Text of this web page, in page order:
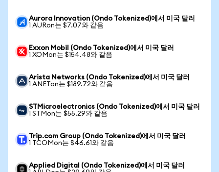
Aurora Innovation (Ondo Tokenized)에서 미국 달러
1 AURon는 $7.07와 같음
Exxon Mobil (Ondo Tokenized)에서 미국 달러
1 XOMon는 $154.48와 같음
Arista Networks (Ondo Tokenized)에서 미국 달러
1 ANETon는 $189.72와 같음
STMicroelectronics (Ondo Tokenized)에서 미국 달러
1 STMon는 $55.29와 같음
Trip.com Group (Ondo Tokenized)에서 미국 달러
1 TCOMon는 $46.61와 같음
Applied Digital (Ondo Tokenized)에서 미국 달러